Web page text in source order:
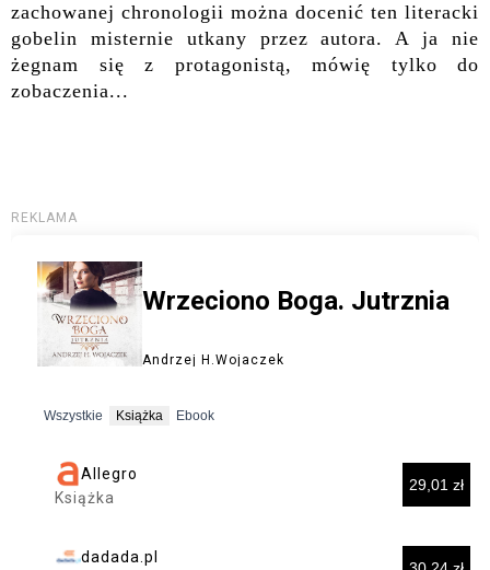
zachowanej chronologii można docenić ten literacki
gobelin misternie utkany przez autora. A ja nie
żegnam się z protagonistą, mówię tylko do
zobaczenia...